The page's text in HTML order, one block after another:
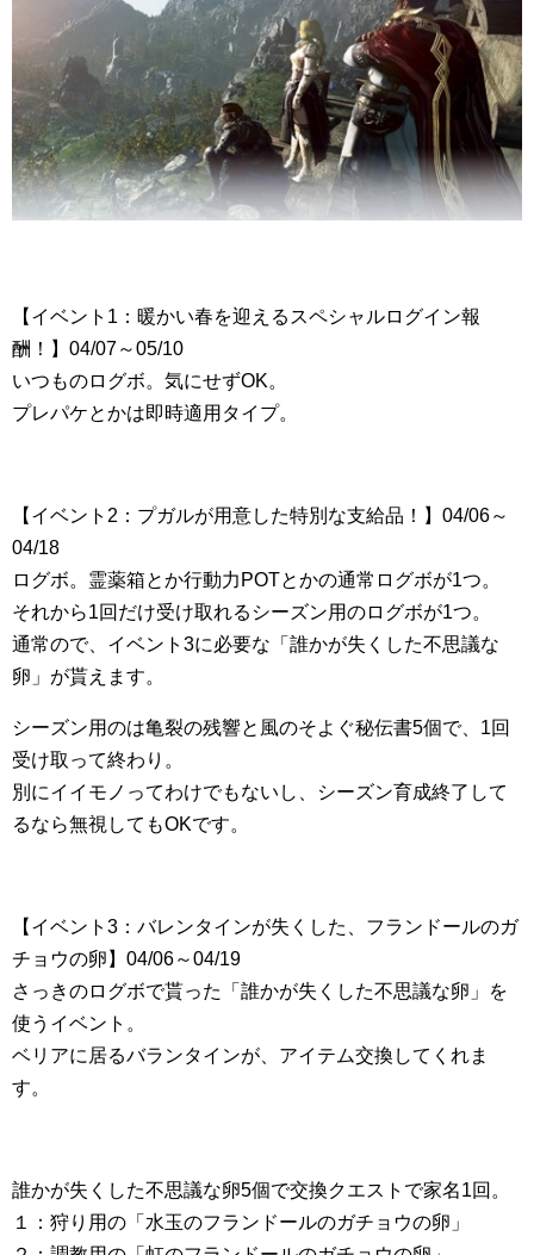
【イベント1：暖かい春を迎えるスペシャルログイン報
酬！】04/07～05/10
いつものログボ。気にせずOK。
プレパケとかは即時適用タイプ。
【イベント2：プガルが用意した特別な支給品！】04/06～
04/18
ログボ。霊薬箱とか行動力POTとかの通常ログボが1つ。
それから1回だけ受け取れるシーズン用のログボが1つ。
通常ので、イベント3に必要な「誰かが失くした不思議な
卵」が貰えます。
シーズン用のは亀裂の残響と風のそよぐ秘伝書5個で、1回
受け取って終わり。
別にイイモノってわけでもないし、シーズン育成終了して
るなら無視してもOKです。
【イベント3：バレンタインが失くした、フランドールのガ
チョウの卵】04/06～04/19
さっきのログボで貰った「誰かが失くした不思議な卵」を
使うイベント。
ベリアに居るバランタインが、アイテム交換してくれま
す。
誰かが失くした不思議な卵5個で交換クエストで家名1回。
１：狩り用の「水玉のフランドールのガチョウの卵」